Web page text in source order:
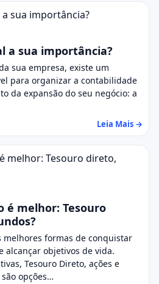
a sua importância?
sua empresa, existe um
para organizar a contabilidade
da expansão do seu negócio: a
Leia Mais →
é melhor: Tesouro
formas de conquistar
alcançar objetivos de vida.
Tesouro Direto, ações e
opções…